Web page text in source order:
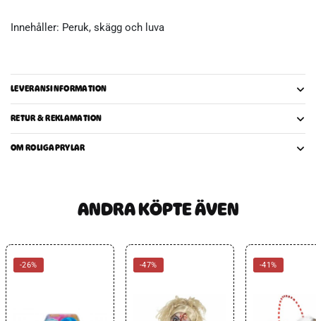
Innehåller: Peruk, skägg och luva
LEVERANSINFORMATION
RETUR & REKLAMATION
OM ROLIGAPRYLAR
ANDRA KÖPTE ÄVEN
-26% -47% -41%